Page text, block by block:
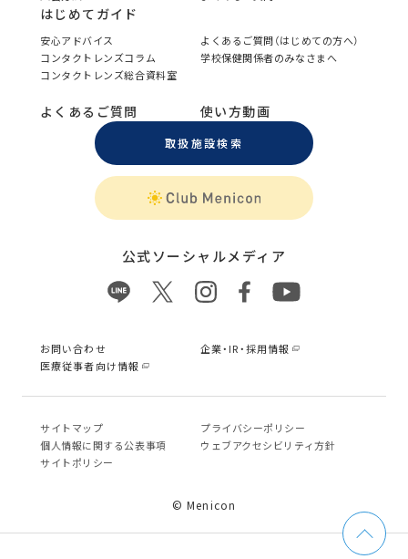
はじめてガイド
安心アドバイス
よくあるご質問（はじめての方へ）
コンタクトレンズコラム
学校保健関係者のみなさまへ
コンタクトレンズ総合資料室
よくあるご質問 使い方動画
取扱施設検索
公式ソーシャルメディア
お問い合わせ
企業・IR・採用情報
医療従事者向け情報
サイトマップ
プライバシーポリシー
個⼈情報に関する公表事項
ウェブアクセシビリティ方針
サイトポリシー
© Menicon